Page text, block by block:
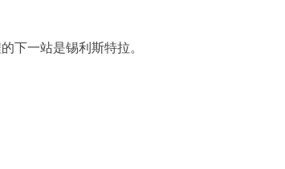
下一站是锡利斯特拉。